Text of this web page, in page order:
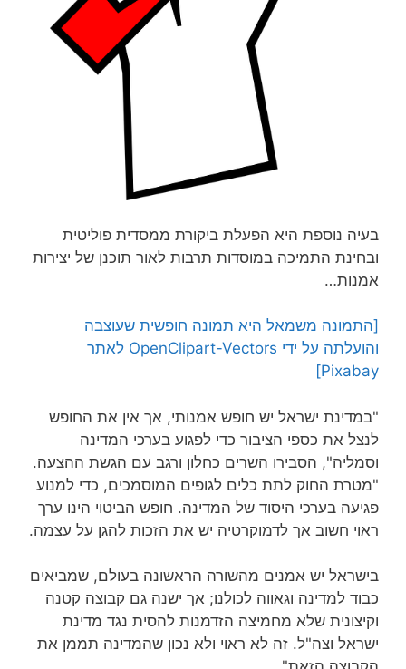
בעיה נוספת היא הפעלת ביקורת ממסדית פוליטית
ובחינת התמיכה במוסדות תרבות לאור תוכנן של יצירות
אמנות…
[התמונה משמאל היא תמונה חופשית שעוצבה
והועלתה על ידי OpenClipart-Vectors לאתר
Pixabay]
"במדינת ישראל יש חופש אמנותי, אך אין את החופש
לנצל את כספי הציבור כדי לפגוע בערכי המדינה
וסמליה", הסבירו השרים כחלון ורגב עם הגשת ההצעה.
"מטרת החוק לתת כלים לגופים המוסמכים, כדי למנוע
פגיעה בערכי היסוד של המדינה. חופש הביטוי הינו ערך
ראוי חשוב אך לדמוקרטיה יש את הזכות להגן על עצמה.
בישראל יש אמנים מהשורה הראשונה בעולם, שמביאים
כבוד למדינה וגאווה לכולנו; אך ישנה גם קבוצה קטנה
וקיצונית שלא מחמיצה הזדמנות להסית נגד מדינת
ישראל וצה"ל. זה לא ראוי ולא נכון שהמדינה תממן את